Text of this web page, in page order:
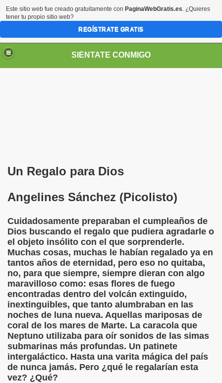
SIÉNTATE CONMIGO
Un Regalo para Dios
Angelines Sánchez (Picolisto)
Cuidadosamente preparaban el cumpleaños de
Dios buscando el regalo que pudiera agradarle o
el objeto insólito con el que sorprenderle.
Muchas cosas, muchas le habían regalado ya en
tantos años de eternidad, pero eso no quitaba,
no, para que siempre, siempre dieran con algo
maravilloso como: esas flores de fuego
encontradas dentro del volcán extinguido,
inextinguibles, que tanto alumbraban en las
noches de luna nueva. Aquellas mariposas de
coral de los mares de Marte. La caracola que
Neptuno utilizaba para oír sonidos de las simas
submarinas más profundas. Un patinete
intergaláctico. Hasta una varita mágica del país
de nunca jamás. Pero ¿qué le regalarían esta
vez? ¿Qué?
(Pedro Zurita)
(grup d'Afiliats CRE ONCE Barcelona, Català y
Visual (Pedro Zurita)
los Ciegos (Pablo Madrid Herruzo)
Bejarano)
León (Juan José Miñana)
a Charles Barbier (Pablo Madrid Herruzo)
(Pedro Zurita)
Sus Precios (Pedro Zurita)
de l'Adolescència en Nois-es Cecs i Deficients
Este sitio web fue creado gratuitamente con PaginaWebGratis.es. ¿Quieres
tener tu propio sitio web?
REGÍSTRATE GRATIS